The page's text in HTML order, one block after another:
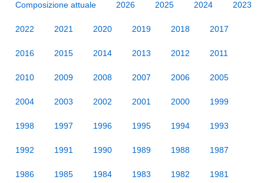
Composizione attuale 2026 2025 2024 2023
2022 2021 2020 2019 2018 2017
2016 2015 2014 2013 2012 2011
2010 2009 2008 2007 2006 2005
2004 2003 2002 2001 2000 1999
1998 1997 1996 1995 1994 1993
1992 1991 1990 1989 1988 1987
1986 1985 1984 1983 1982 1981